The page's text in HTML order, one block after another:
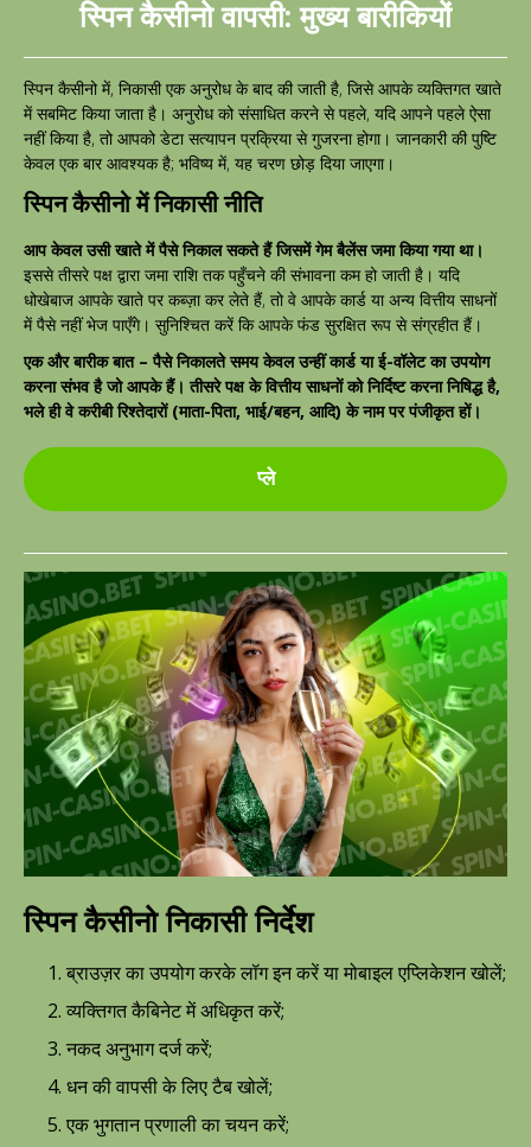
स्पिन कैसीनो वापसी: मुख्य बारीकियों
स्पिन कैसीनो में, निकासी एक अनुरोध के बाद की जाती है, जिसे आपके व्यक्तिगत खाते
में सबमिट किया जाता है। अनुरोध को संसाधित करने से पहले, यदि आपने पहले ऐसा
नहीं किया है, तो आपको डेटा सत्यापन प्रक्रिया से गुजरना होगा। जानकारी की पुष्टि
केवल एक बार आवश्यक है; भविष्य में, यह चरण छोड़ दिया जाएगा।
स्पिन कैसीनो में निकासी नीति
आप केवल उसी खाते में पैसे निकाल सकते हैं जिसमें गेम बैलेंस जमा किया गया था।
इससे तीसरे पक्ष द्वारा जमा राशि तक पहुँचने की संभावना कम हो जाती है। यदि
धोखेबाज आपके खाते पर कब्ज़ा कर लेते हैं, तो वे आपके कार्ड या अन्य वित्तीय साधनों
में पैसे नहीं भेज पाएँगे। सुनिश्चित करें कि आपके फंड सुरक्षित रूप से संग्रहीत हैं।
एक और बारीक बात – पैसे निकालते समय केवल उन्हीं कार्ड या ई-वॉलेट का उपयोग
करना संभव है जो आपके हैं। तीसरे पक्ष के वित्तीय साधनों को निर्दिष्ट करना निषिद्ध है,
भले ही वे करीबी रिश्तेदारों (माता-पिता, भाई/बहन, आदि) के नाम पर पंजीकृत हों।
प्ले
स्पिन कैसीनो निकासी निर्देश
1. ब्राउज़र का उपयोग करके लॉग इन करें या मोबाइल एप्लिकेशन खोलें;
2. व्यक्तिगत कैबिनेट में अधिकृत करें;
3. नकद अनुभाग दर्ज करें;
4. धन की वापसी के लिए टैब खोलें;
5. एक भुगतान प्रणाली का चयन करें;